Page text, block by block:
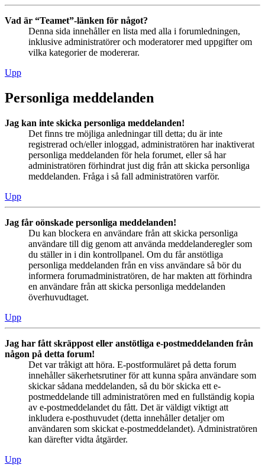
Vad är “Teamet”-länken för något?
Denna sida innehåller en lista med alla i forumledningen,
inklusive administratörer och moderatorer med uppgifter om
vilka kategorier de modererar.
Upp
Personliga meddelanden
Jag kan inte skicka personliga meddelanden!
Det finns tre möjliga anledningar till detta; du är inte
registrerad och/eller inloggad, administratören har inaktiverat
personliga meddelanden för hela forumet, eller så har
administratören förhindrat just dig från att skicka personliga
meddelanden. Fråga i så fall administratören varför.
Upp
Jag får oönskade personliga meddelanden!
Du kan blockera en användare från att skicka personliga
användare till dig genom att använda meddelanderegler som
du ställer in i din kontrollpanel. Om du får anstötliga
personliga meddelanden från en viss användare så bör du
informera forumadministratören, de har makten att förhindra
en användare från att skicka personliga meddelanden
överhuvudtaget.
Upp
Jag har fått skräppost eller anstötliga e-postmeddelanden från
någon på detta forum!
Det var tråkigt att höra. E-postformuläret på detta forum
innehåller säkerhetsrutiner för att kunna spåra användare som
skickar sådana meddelanden, så du bör skicka ett e-
postmeddelande till administratören med en fullständig kopia
av e-postmeddelandet du fått. Det är väldigt viktigt att
inkludera e-posthuvudet (detta innehåller detaljer om
användaren som skickat e-postmeddelandet). Administratören
kan därefter vidta åtgärder.
Upp